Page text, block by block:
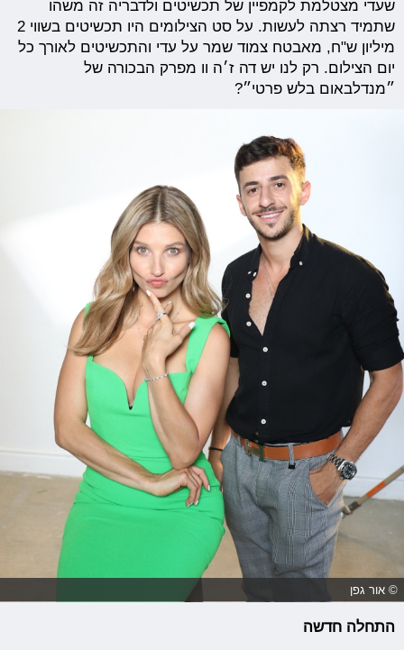
שעדי מצטלמת לקמפיין של תכשיטים ולדבריה זה משהו
שתמיד רצתה לעשות. על סט הצילומים היו תכשיטים בשווי 2
מיליון ש"ח, מאבטח צמוד שמר על עדי והתכשיטים לאורך כל
יום הצילום. רק לנו יש דה ז׳ה וו מפרק הבכורה של
״מנדלבאום בלש פרטי״?
© אור גפן
התחלה חדשה